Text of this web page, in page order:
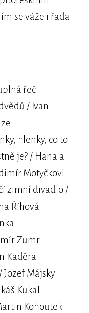
se váže i řada
řeč
/ Ivan
hlenky, co to
je? / Hana a
Motyčkovi
zimní divadlo /
Říhová
Zumr
Kaděra
Májsky
Kukal
Kohoutek